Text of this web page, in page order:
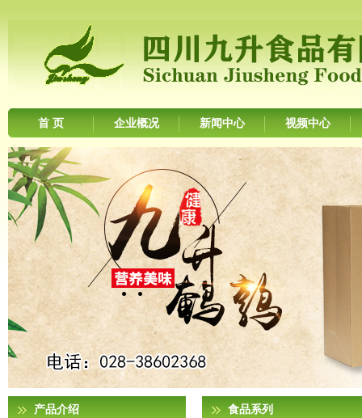
首 页 企业概况 新闻中心 视频中心
产品介绍 食品系列